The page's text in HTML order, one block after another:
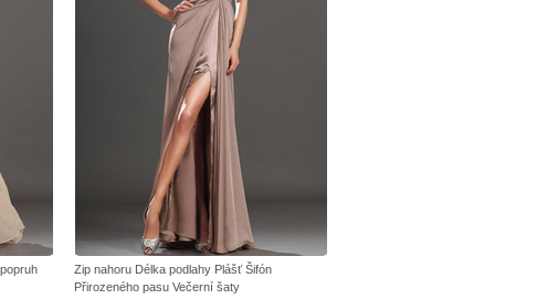
Zip nahoru Délka podlahy Plášť Šifón
Přirozeného pasu Večerní šaty